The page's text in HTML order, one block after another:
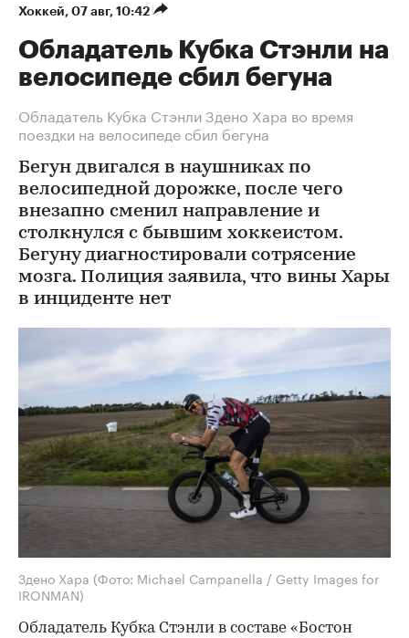
Хоккей⁠, 07 авг, 10:42
Обладатель Кубка Стэнли на
велосипеде сбил бегуна
Обладатель Кубка Стэнли Здено Хара во время
поездки на велосипеде сбил бегуна
Бегун двигался в наушниках по
велосипедной дорожке, после чего
внезапно сменил направление и
столкнулся с бывшим хоккеистом.
Бегуну диагностировали сотрясение
мозга. Полиция заявила, что вины Хары
в инциденте нет
Здено Хара (Фото: Michael Campanella / Getty Images for
IRONMAN)
Обладатель Кубка Стэнли в составе «Бостон